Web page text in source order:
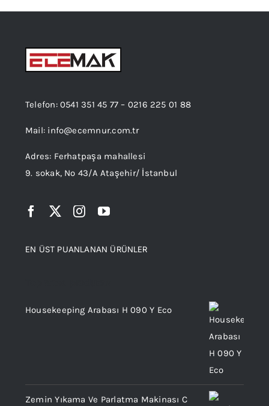
Telefon:0541 351 45 77 – 0216 225 01 88
Mail: info@ecemnur.com.tr
Adres: Ferhatpaşa mahallesi
9. sokak, No 43/A Ataşehir/ İstanbul
EN ÜST PUANLANAN ÜRÜNLER
Housekeeping Arabası H 090 Y Eco
Zemin Yıkama Ve Parlatma Makinası C